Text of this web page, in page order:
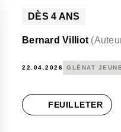
DÈS4 ANS
Bernard Villiot (
22.04.2026 GLÉNAT
FEUILLETER